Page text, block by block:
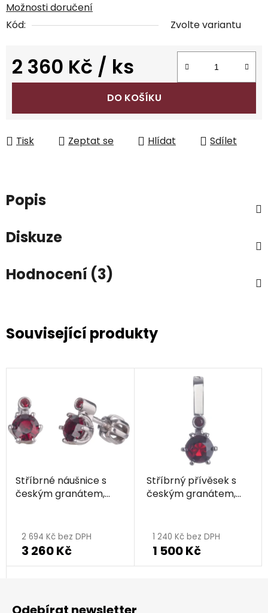
Možnosti doručení
Kód:
Zvolte variantu
2 360 Kč / ks
Měrná cena:
DO KOŠÍKU
Tisk Zeptat se Hlídat Sdílet
Popis
Diskuze
Hodnocení (3)
Související produkty
Stříbrné náušnice s
českým granátem,
2 694 Kč bez DPH
3 260 Kč
Stříbrný přívěsek s
českým granátem,
1 240 Kč bez DPH
1 500 Kč